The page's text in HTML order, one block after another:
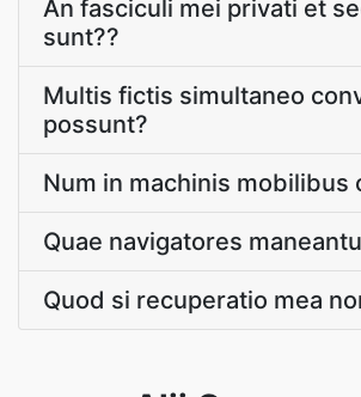
An fasciculi mei privati et
sunt??
Multis fictis simultaneo
possunt?
Num in machinis mobilibus
Quae navigatores
Quod si recuperatio mea